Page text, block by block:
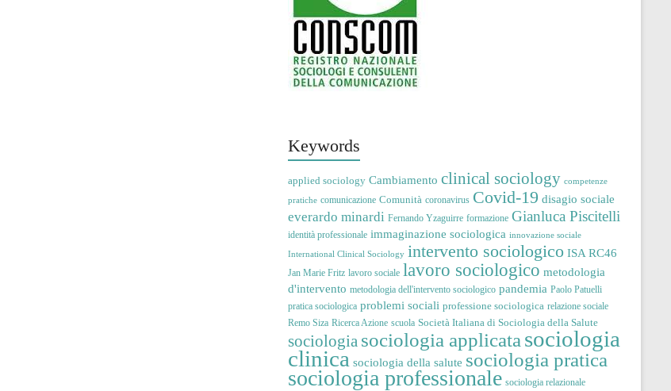
Keywords
applied sociology Cambiamento clinical sociology competenze
pratiche comunicazione Comunità coronavirus Covid-19 disagio sociale
everardo minardi Fernando Yzaguirre formazione Gianluca Piscitelli
identità professionale immaginazione sociologica innovazione sociale
International Clinical Sociology intervento sociologico ISA RC46
Jan Marie Fritz lavoro sociale lavoro sociologico metodologia
d'intervento metodologia dell'intervento sociologico pandemia Paolo Patuelli
pratica sociologica problemi sociali professione sociologica relazione sociale
Remo Siza Ricerca Azione scuola Società Italiana di Sociologia della Salute
sociologia sociologia applicata sociologia
clinica sociologia della salute sociologia pratica
sociologia professionale sociologia relazionale